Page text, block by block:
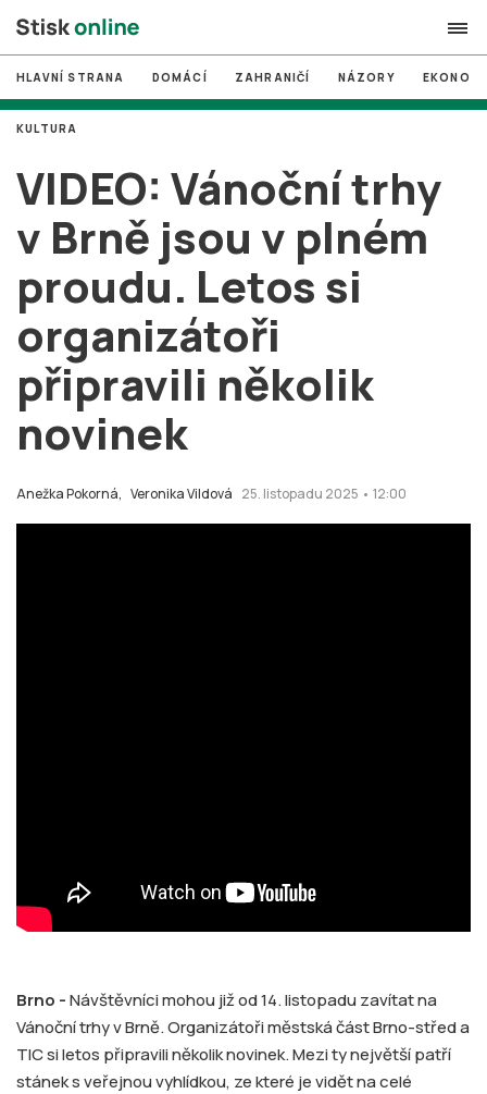
search
# MUNI
# Brno
# volby
login PŘIHLÁSIT SE
Zapomněli jste heslo?
Založit nový účet
HLAVNÍ STRANA DOMÁCÍ ZAHRANIČÍ NÁZORY
VIDEO: Vánoční trhy
v Brně jsou v plném
proudu. Letos si
organizátoři
připravili několik
novinek
Anežka Pokorná, Veronika Vildová 25. listopadu 2025 • 12:00
KULTURA
Brno -Návštěvníci mohou již od 14. listopadu zavítat na
Vánoční trhy v Brně. Organizátoři městská část Brno-střed a
TIC si letos připravili několik novinek. Mezi ty největší patří
stánek s veřejnou vyhlídkou, ze které je vidět na celé